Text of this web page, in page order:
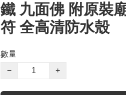
鐵 九面佛 附原裝
符 全高清防水殼
數量
−
+